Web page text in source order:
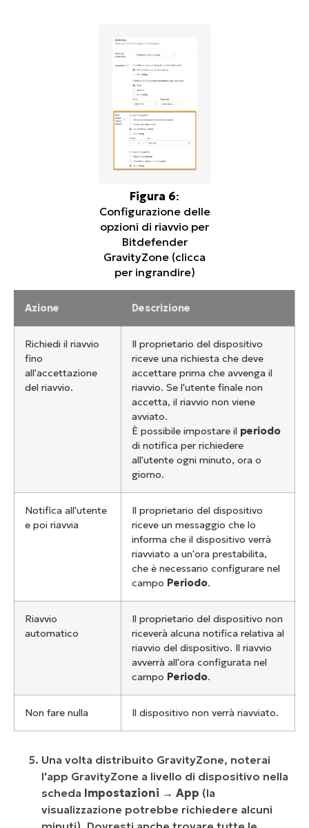
Figura 6:
Configurazione delle
opzioni di riavvio per
Bitdefender
GravityZone (clicca
per ingrandire)
Azione Descrizione
Richiedi il riavvio
fino
all'accettazione
del riavvio.
Il proprietario del dispositivo
riceve una richiesta che deve
accettare prima che avvenga il
riavvio. Se l'utente finale non
accetta, il riavvio non viene
avviato.
È possibile impostare il periodo
di notifica per richiedere
all'utente ogni minuto, ora o
giorno.
Notifica all'utente
e poi riavvia
Il proprietario del dispositivo
riceve un messaggio che lo
informa che il dispositivo verrà
riavviato a un'ora prestabilita,
che è necessario configurare nel
campo Periodo.
Riavvio
automatico
Il proprietario del dispositivo non
riceverà alcuna notifica relativa al
riavvio del dispositivo. Il riavvio
avverrà all'ora configurata nel
campo Periodo.
Non fare nulla Il dispositivo non verrà riavviato.
Una volta distribuito GravityZone, noterai
l'app GravityZone a livello di dispositivo nella
scheda Impostazioni → App (la
visualizzazione potrebbe richiedere alcuni